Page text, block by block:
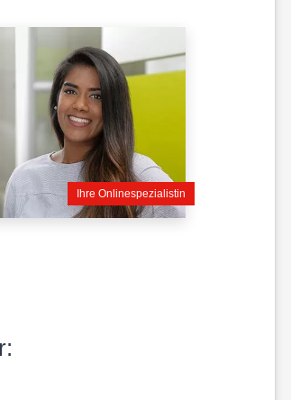
Ihre Onlinespezialistin